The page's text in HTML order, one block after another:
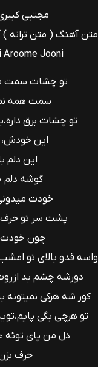
مجتبی
متن آهنگ ( متن ترانه )
Aroome Jooni
تو چشات سمت
سمت همه
تو چشات برق
این
این دلم
گوشه دلم
خودت
پشت سر تو حرف
چون خودت
واسه قدو بالای تو
دورشه چشم بد
کور شه هرکی نمیتونه
تو هرچی بگی
دل من پای توئه
حرف